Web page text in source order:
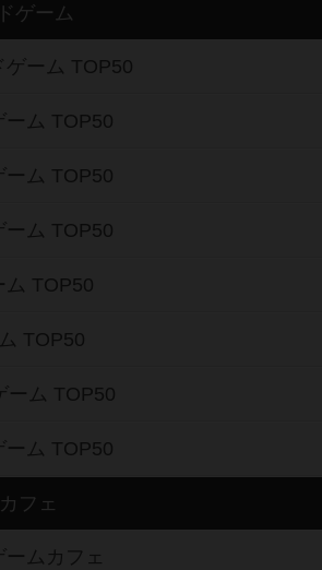
ゲーム
ゲーム TOP50
ーム TOP50
ーム TOP50
ーム TOP50
ム TOP50
TOP50
ーム TOP50
ーム TOP50
フェ
ームカフェ